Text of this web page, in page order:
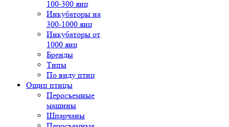
100-300 яиц
Инкубаторы на
300-1000 яиц
Инкубаторы от
1000 яиц
Бренды
Типы
По виду птиц
Ощип птицы
Перосъемные
машины
Шпарчаны